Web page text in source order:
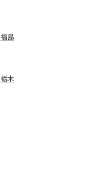
福島
栃木